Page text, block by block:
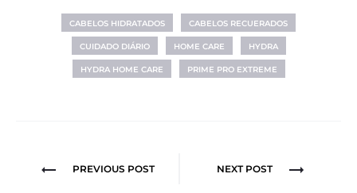
CABELOS HIDRATADOS CABELOS RECUERADOS
CUIDADO DIÁRIO HOME CARE HYDRA
HYDRA HOME CARE PRIME PRO EXTREME
Navegação
PREVIOUS POST NEXT POST